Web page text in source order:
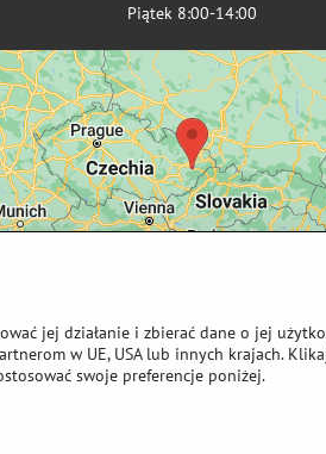
8:00-14:00
jej działanie i zbierać dane o jej
w UE, USA lub innych krajach.
swoje preferencje poniżej.